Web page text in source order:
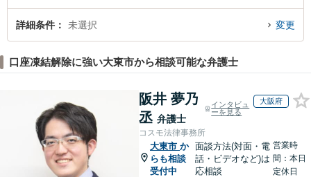
相談者さんにおすすめです。
詳細条件 未選択 変更
口座凍結解除に強い大東市から相談可能な弁護士
阪井 夢乃
丞 弁護士
インタビュ
ーを見る
大阪府
コスモ法律事務所
大東市 か
らも相談
受付中
面談方法(対面・電
話・ビデオなど)は
応相談
営業時
間：本日
定休日